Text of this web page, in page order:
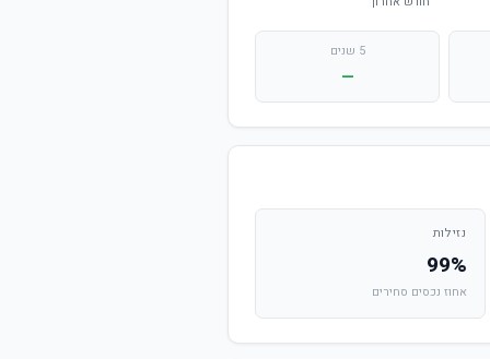
5 שנים
—
נזילות
99%
אחוז נכסים סחירים